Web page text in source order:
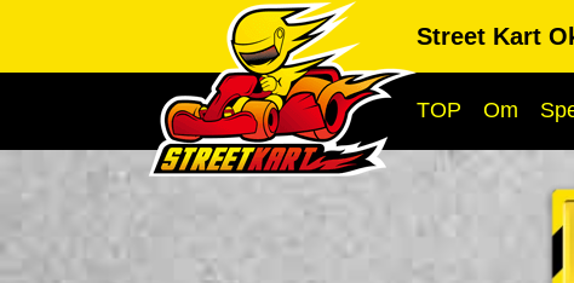
Street Kart
TOP Om